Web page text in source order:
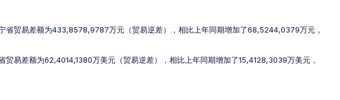
省贸易差额为433,8578,9787万元（贸易逆差），相比上年同期增加了68,5244,0379万元，
贸易差额为62,4014,1380万美元（贸易逆差），相比上年同期增加了15,4128,3039万美元，